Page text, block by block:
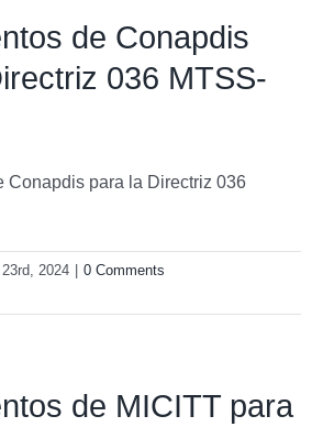
de Conapdis
036 MTSS-
Conapdis para la Directriz 036
2024
0 Comments
de MICITT para